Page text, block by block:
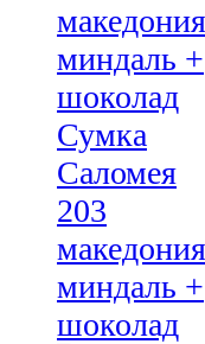
Сумка
Саломея
203
македония
миндаль +
шоколад